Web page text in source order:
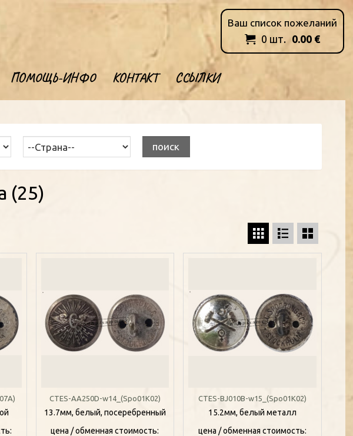
ПОМОЩЬ-ИНФО КОНТАКТ ССЫЛКИ
Ваш список пожеланий
 0 шт. 0.00 €
(25)
  
CTES-AA250D-w14_(Spo01K02)
13.7мм, белый, посеребренный
цена / oбменная стоимость:
CTES-BJ010B-w15_(Spo01K02)
15.2мм, белый металл
цена / oбменная стоимость: